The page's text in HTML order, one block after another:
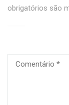
obrigatórios são